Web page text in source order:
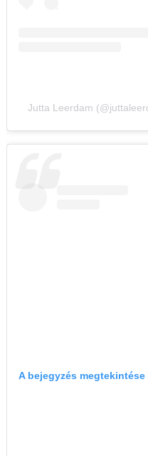
Jutta Leerdam
A bejegyzés